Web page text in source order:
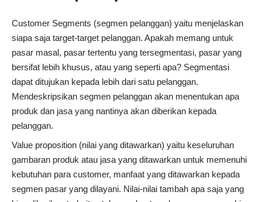
Customer Segments (segmen pelanggan) yaitu menjelaskan
siapa saja target-target pelanggan. Apakah memang untuk
pasar masal, pasar tertentu yang tersegmentasi, pasar yang
bersifat lebih khusus, atau yang seperti apa? Segmentasi
dapat ditujukan kepada lebih dari satu pelanggan.
Mendeskripsikan segmen pelanggan akan menentukan apa
produk dan jasa yang nantinya akan diberikan kepada
pelanggan.
Value proposition (nilai yang ditawarkan) yaitu keseluruhan
gambaran produk atau jasa yang ditawarkan untuk memenuhi
kebutuhan para customer, manfaat yang ditawarkan kepada
segmen pasar yang dilayani. Nilai-nilai tambah apa saja yang